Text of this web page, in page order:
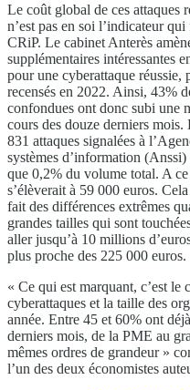
Le coût global de ces attaques
n’est pas en soi l’indicateur
CRiP. Le cabinet Anterès
supplémentaires intéressantes
pour une cyberattaque réussie,
recensés en 2022. Ainsi, 43%
confondues ont donc subi une
cours des douze derniers mois.
831 attaques signalées à
systèmes d’information
que 0,2% du volume total. A
s’élèverait à 59 000 euros.
fait des différences extrêmes
grandes tailles qui sont
aller jusqu’à 10 millions
plus proche des 225 000 euros.
« Ce qui est marquant, c’est le
cyberattaques et la taille des
année. Entre 45 et 60% ont
derniers mois, de la PME au
mêmes ordres de grandeur »
l’un des deux économistes